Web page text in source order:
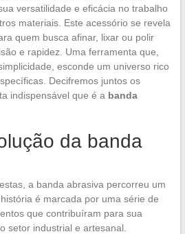
versatilidade e eficácia no trabalho
materiais. Este acessório se revela
quem busca afinar, lixar ou polir
e rapidez. Uma ferramenta que,
esconde um universo rico
Decifremos juntos os
indispensável que é a banda
da banda
a banda abrasiva percorreu um
é marcada por uma série de
que contribuíram para sua
setor industrial e artesanal.